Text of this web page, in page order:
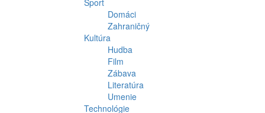
Šport
Domáci
Zahraničný
Kultúra
Hudba
Film
Zábava
Literatúra
Umenie
Technológie